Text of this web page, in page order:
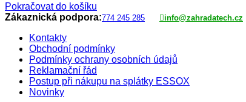
Pokračovat do košíku
Zákaznická podpora:774 245 285 info@zahradatech.cz
Kontakty
Obchodní podmínky
Podmínky ochrany osobních údajů
Reklamační řád
Postup při nákupu na splátky ESSOX
Novinky